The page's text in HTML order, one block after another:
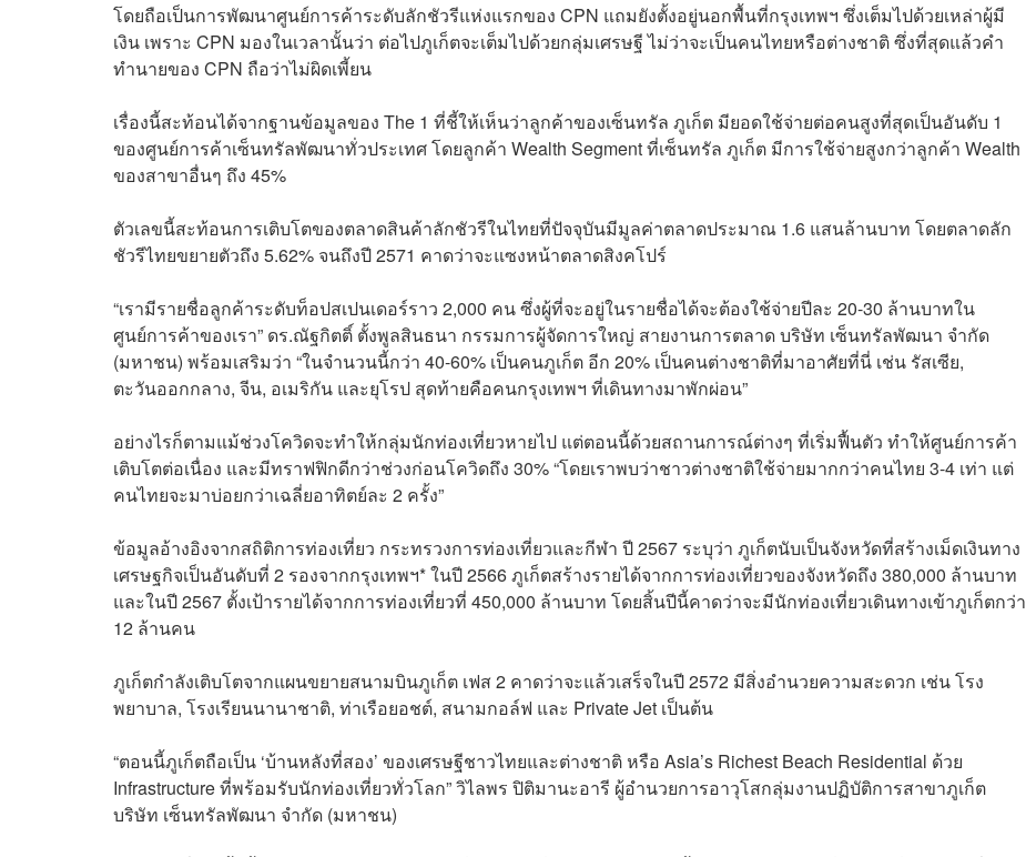
โดยถือเป็นการพัฒนาศูนย์การค้าระดับลักชัวรีแห่งแรกของ CPN แถมยังตั้งอยู่นอกพื้นที่กรุงเทพฯ ซึ่งเต็มไปด้วยเหล่าผู้มี
เงิน เพราะ CPN มองในเวลานั้นว่า ต่อไปภูเก็ตจะเต็มไปด้วยกลุ่มเศรษฐี ไม่ว่าจะเป็นคนไทยหรือต่างชาติ ซึ่งที่สุดแล้วคำ
ทำนายของ CPN ถือว่าไม่ผิดเพี้ยน
เรื่องนี้สะท้อนได้จากฐานข้อมูลของ The 1 ที่ชี้ให้เห็นว่าลูกค้าของเซ็นทรัล ภูเก็ต มียอดใช้จ่ายต่อคนสูงที่สุดเป็นอันดับ 1
ของศูนย์การค้าเซ็นทรัลพัฒนาทั่วประเทศ โดยลูกค้า Wealth Segment ที่เซ็นทรัล ภูเก็ต มีการใช้จ่ายสูงกว่าลูกค้า Wealth
ของสาขาอื่นๆ ถึง 45%
ตัวเลขนี้สะท้อนการเติบโตของตลาดสินค้าลักชัวรีในไทยที่ปัจจุบันมีมูลค่าตลาดประมาณ 1.6 แสนล้านบาท โดยตลาดลัก
ชัวรีไทยขยายตัวถึง 5.62% จนถึงปี 2571 คาดว่าจะแซงหน้าตลาดสิงคโปร์
“เรามีรายชื่อลูกค้าระดับท็อปสเปนเดอร์ราว 2,000 คน ซึ่งผู้ที่จะอยู่ในรายชื่อได้จะต้องใช้จ่ายปีละ 20-30 ล้านบาทใน
ศูนย์การค้าของเรา” ดร.ณัฐกิตติ์ ตั้งพูลสินธนา กรรมการผู้จัดการใหญ่ สายงานการตลาด บริษัท เซ็นทรัลพัฒนา จำกัด
(มหาชน) พร้อมเสริมว่า “ในจำนวนนี้กว่า 40-60% เป็นคนภูเก็ต อีก 20% เป็นคนต่างชาติที่มาอาศัยที่นี่ เช่น รัสเซีย,
ตะวันออกกลาง, จีน, อเมริกัน และยุโรป สุดท้ายคือคนกรุงเทพฯ ที่เดินทางมาพักผ่อน”
อย่างไรก็ตามแม้ช่วงโควิดจะทำให้กลุ่มนักท่องเที่ยวหายไป แต่ตอนนี้ด้วยสถานการณ์ต่างๆ ที่เริ่มฟื้นตัว ทำให้ศูนย์การค้า
เติบโตต่อเนื่อง และมีทราฟฟิกดีกว่าช่วงก่อนโควิดถึง 30% “โดยเราพบว่าชาวต่างชาติใช้จ่ายมากกว่าคนไทย 3-4 เท่า แต่
คนไทยจะมาบ่อยกว่าเฉลี่ยอาทิตย์ละ 2 ครั้ง”
ข้อมูลอ้างอิงจากสถิติการท่องเที่ยว กระทรวงการท่องเที่ยวและกีฬา ปี 2567 ระบุว่า ภูเก็ตนับเป็นจังหวัดที่สร้างเม็ดเงินทาง
เศรษฐกิจเป็นอันดับที่ 2 รองจากกรุงเทพฯ* ในปี 2566 ภูเก็ตสร้างรายได้จากการท่องเที่ยวของจังหวัดถึง 380,000 ล้านบาท
และในปี 2567 ตั้งเป้ารายได้จากการท่องเที่ยวที่ 450,000 ล้านบาท โดยสิ้นปีนี้คาดว่าจะมีนักท่องเที่ยวเดินทางเข้าภูเก็ตกว่า
12 ล้านคน
ภูเก็ตกำลังเติบโตจากแผนขยายสนามบินภูเก็ต เฟส 2 คาดว่าจะแล้วเสร็จในปี 2572 มีสิ่งอำนวยความสะดวก เช่น โรง
พยาบาล, โรงเรียนนานาชาติ, ท่าเรือยอชต์, สนามกอล์ฟ และ Private Jet เป็นต้น
“ตอนนี้ภูเก็ตถือเป็น ‘บ้านหลังที่สอง’ ของเศรษฐีชาวไทยและต่างชาติ หรือ Asia’s Richest Beach Residential ด้วย
Infrastructure ที่พร้อมรับนักท่องเที่ยวทั่วโลก” วิไลพร ปิติมานะอารี ผู้อำนวยการอาวุโสกลุ่มงานปฏิบัติการสาขาภูเก็ต
บริษัท เซ็นทรัลพัฒนา จำกัด (มหาชน)